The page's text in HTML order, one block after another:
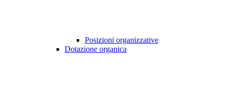
Posizioni organizzative
Dotazione organica